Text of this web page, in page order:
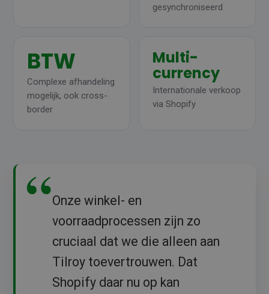
gesynchroniseerd
BTW
Complexe afhandeling
mogelijk, ook cross-
border
Multi-
currency
Internationale verkoop
via Shopify
Onze winkel- en
voorraadprocessen zijn zo
cruciaal dat we die alleen aan
Tilroy toevertrouwen. Dat
Shopify daar nu op kan